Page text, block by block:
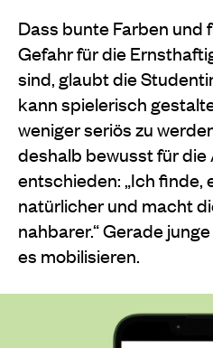
Dass bunte Farben und
Gefahr für die
sind, glaubt die
kann spielerisch
weniger seriös zu
deshalb bewusst für
entschieden: „Ich finde,
natürlicher und macht
nahbarer.“ Gerade
es mobilisieren.